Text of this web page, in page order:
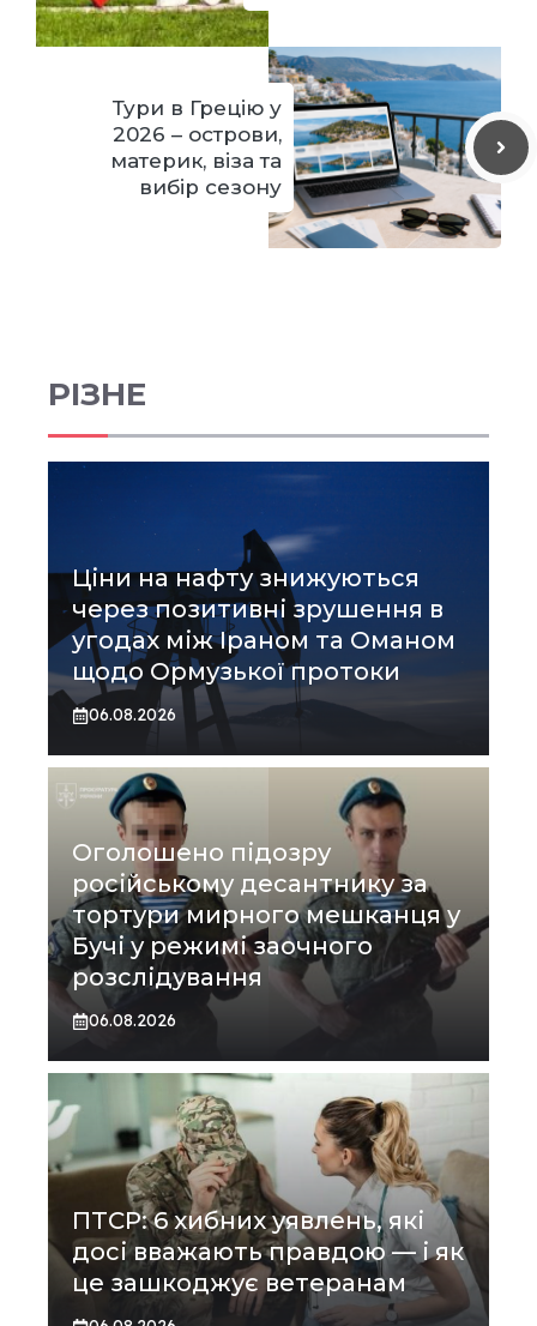
Тури в Грецію у
2026 – острови,
материк, віза та
вибір сезону
РІЗНЕ
Ціни на нафту знижуються
через позитивні зрушення в
угодах між Іраном та Оманом
щодо Ормузької протоки
06.08.2026
Оголошено підозру
російському десантнику за
тортури мирного мешканця у
Бучі у режимі заочного
розслідування
06.08.2026
ПТСР: 6 хибних уявлень, які
досі вважають правдою — і як
це зашкоджує ветеранам